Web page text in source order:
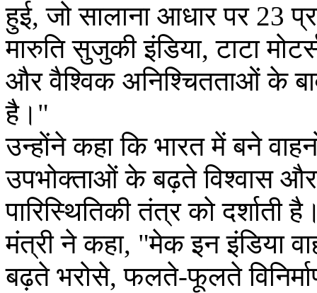
हुई, जो सालाना आधार पर 23
मारुति सुजुकी इंडिया, टाटा
और वैश्विक अनिश्चितताओं के
है।"
उन्होंने कहा कि भारत में बने
उपभोक्ताओं के बढ़ते विश्वास
पारिस्थितिकी तंत्र को दर्शाती
मंत्री ने कहा, "मेक इन इंडिया
बढ़ते भरोसे, फलते-फूलते